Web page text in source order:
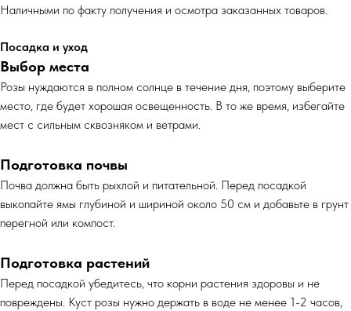
Наличными по факту получения и осмотра заказанных товаров.
Посадка и уход
Выбор места
Розы нуждаются в полном солнце в течение дня, поэтому выберите
место, где будет хорошая освещенность. В то же время, избегайте
мест с сильным сквозняком и ветрами.
Подготовка почвы
Почва должна быть рыхлой и питательной. Перед посадкой
выкопайте ямы глубиной и шириной около 50 см и добавьте в грунт
перегной или компост.
Подготовка растений
Перед посадкой убедитесь, что корни растения здоровы и не
повреждены. Куст розы нужно держать в воде не менее 1-2 часов,